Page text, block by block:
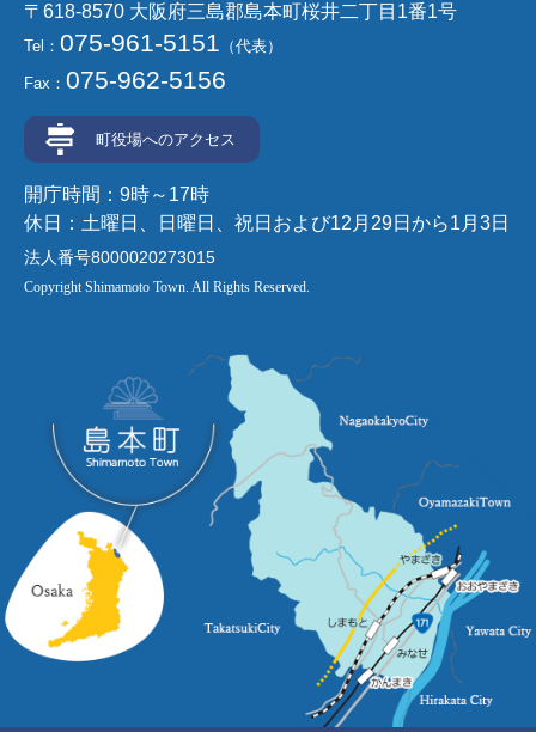
〒618-8570 大阪府三島郡島本町桜井二丁目1番1号
Tel： 075-961-5151 （代表）
Fax： 075-962-5156
町役場へのアクセス
開庁時間：9時～17時
休日：土曜日、日曜日、祝日および12月29日から1月3日
法人番号8000020273015
Copyright Shimamoto Town. All Rights Reserved.